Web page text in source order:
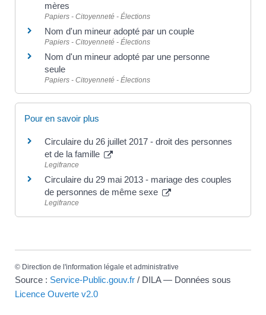
mères
Papiers - Citoyenneté - Élections
Nom d'un mineur adopté par un couple
Papiers - Citoyenneté - Élections
Nom d'un mineur adopté par une personne
seule
Papiers - Citoyenneté - Élections
Pour en savoir plus
Circulaire du 26 juillet 2017 - droit des personnes
et de la famille
Legifrance
Circulaire du 29 mai 2013 - mariage des couples
de personnes de même sexe
Legifrance
© Direction de l'information légale et administrative
Source : Service-Public.gouv.fr / DILA — Données sous
Licence Ouverte v2.0